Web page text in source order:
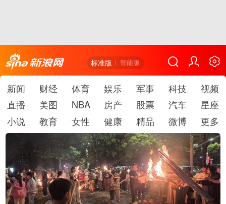
标准版 智能版
新闻 财经 体育 娱乐 军事 科技
视频
直播
美图 NBA 房产 股票 汽车
星座
小说
教育 女性 健康 精品 微博 更多